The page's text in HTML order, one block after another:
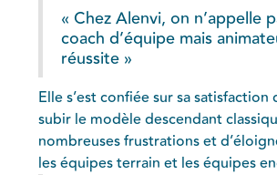
« Chez Alenvi, on n’appelle
coach d’équipe mais
réussite »
Elle s’est confiée sur sa satisfaction
subir le modèle descendant
nombreuses frustrations et
les équipes terrain et les équipes